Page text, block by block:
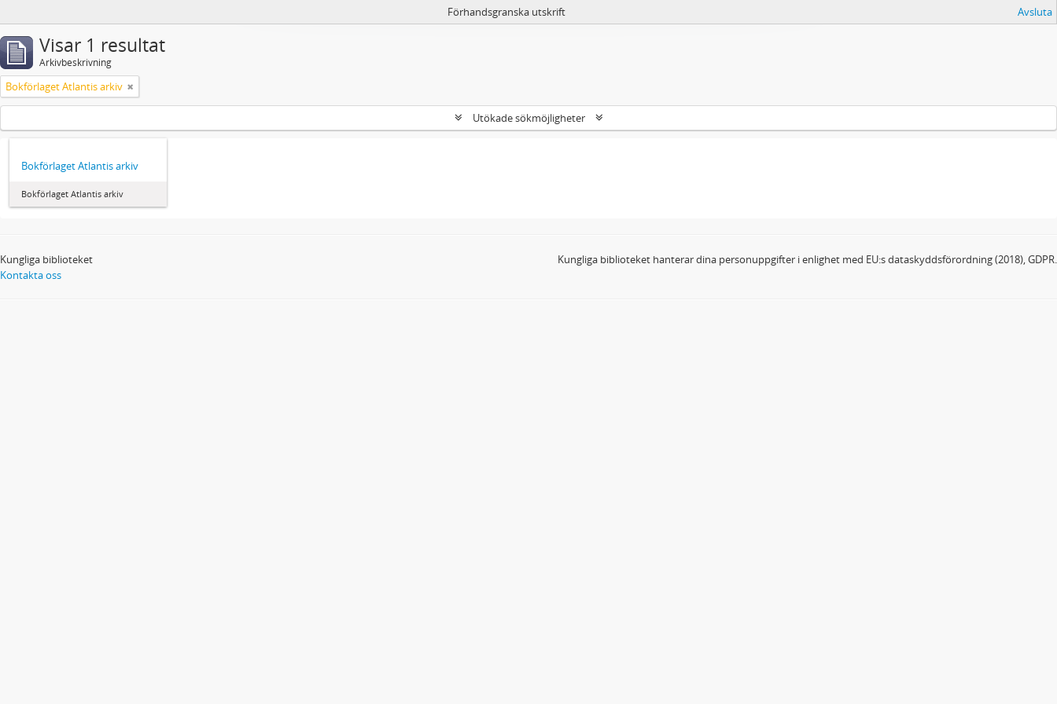
Förhandsgranska utskrift Avsluta
Visar 1 resultat
Arkivbeskrivning
Bokförlaget Atlantis arkiv
Utökade sökmöjligheter
Bokförlaget Atlantis arkiv
Bokförlaget Atlantis arkiv
Kungliga biblioteket
Kontakta oss
Kungliga biblioteket hanterar dina personuppgifter i enlighet med EU:s dataskyddsförordning (2018), GDPR.